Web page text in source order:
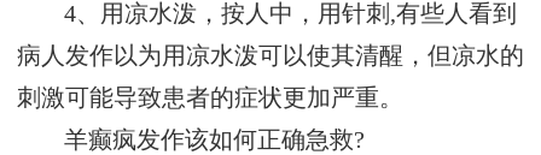
4、用凉水泼，按人中，用针刺,有些人看到
病人发作以为用凉水泼可以使其清醒，但凉水的
刺激可能导致患者的症状更加严重。
羊癫疯发作该如何正确急救?